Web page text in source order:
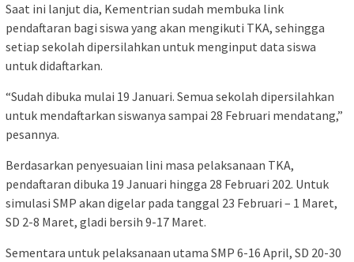
Saat ini lanjut dia, Kementrian sudah membuka link
pendaftaran bagi siswa yang akan mengikuti TKA, sehingga
setiap sekolah dipersilahkan untuk menginput data siswa
untuk didaftarkan.
“Sudah dibuka mulai 19 Januari. Semua sekolah dipersilahkan
untuk mendaftarkan siswanya sampai 28 Februari mendatang,”
pesannya.
Berdasarkan penyesuaian lini masa pelaksanaan TKA,
pendaftaran dibuka 19 Januari hingga 28 Februari 202. Untuk
simulasi SMP akan digelar pada tanggal 23 Februari – 1 Maret,
SD 2-8 Maret, gladi bersih 9-17 Maret.
Sementara untuk pelaksanaan utama SMP 6-16 April, SD 20-30